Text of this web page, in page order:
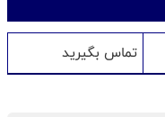
تماس بگیرید